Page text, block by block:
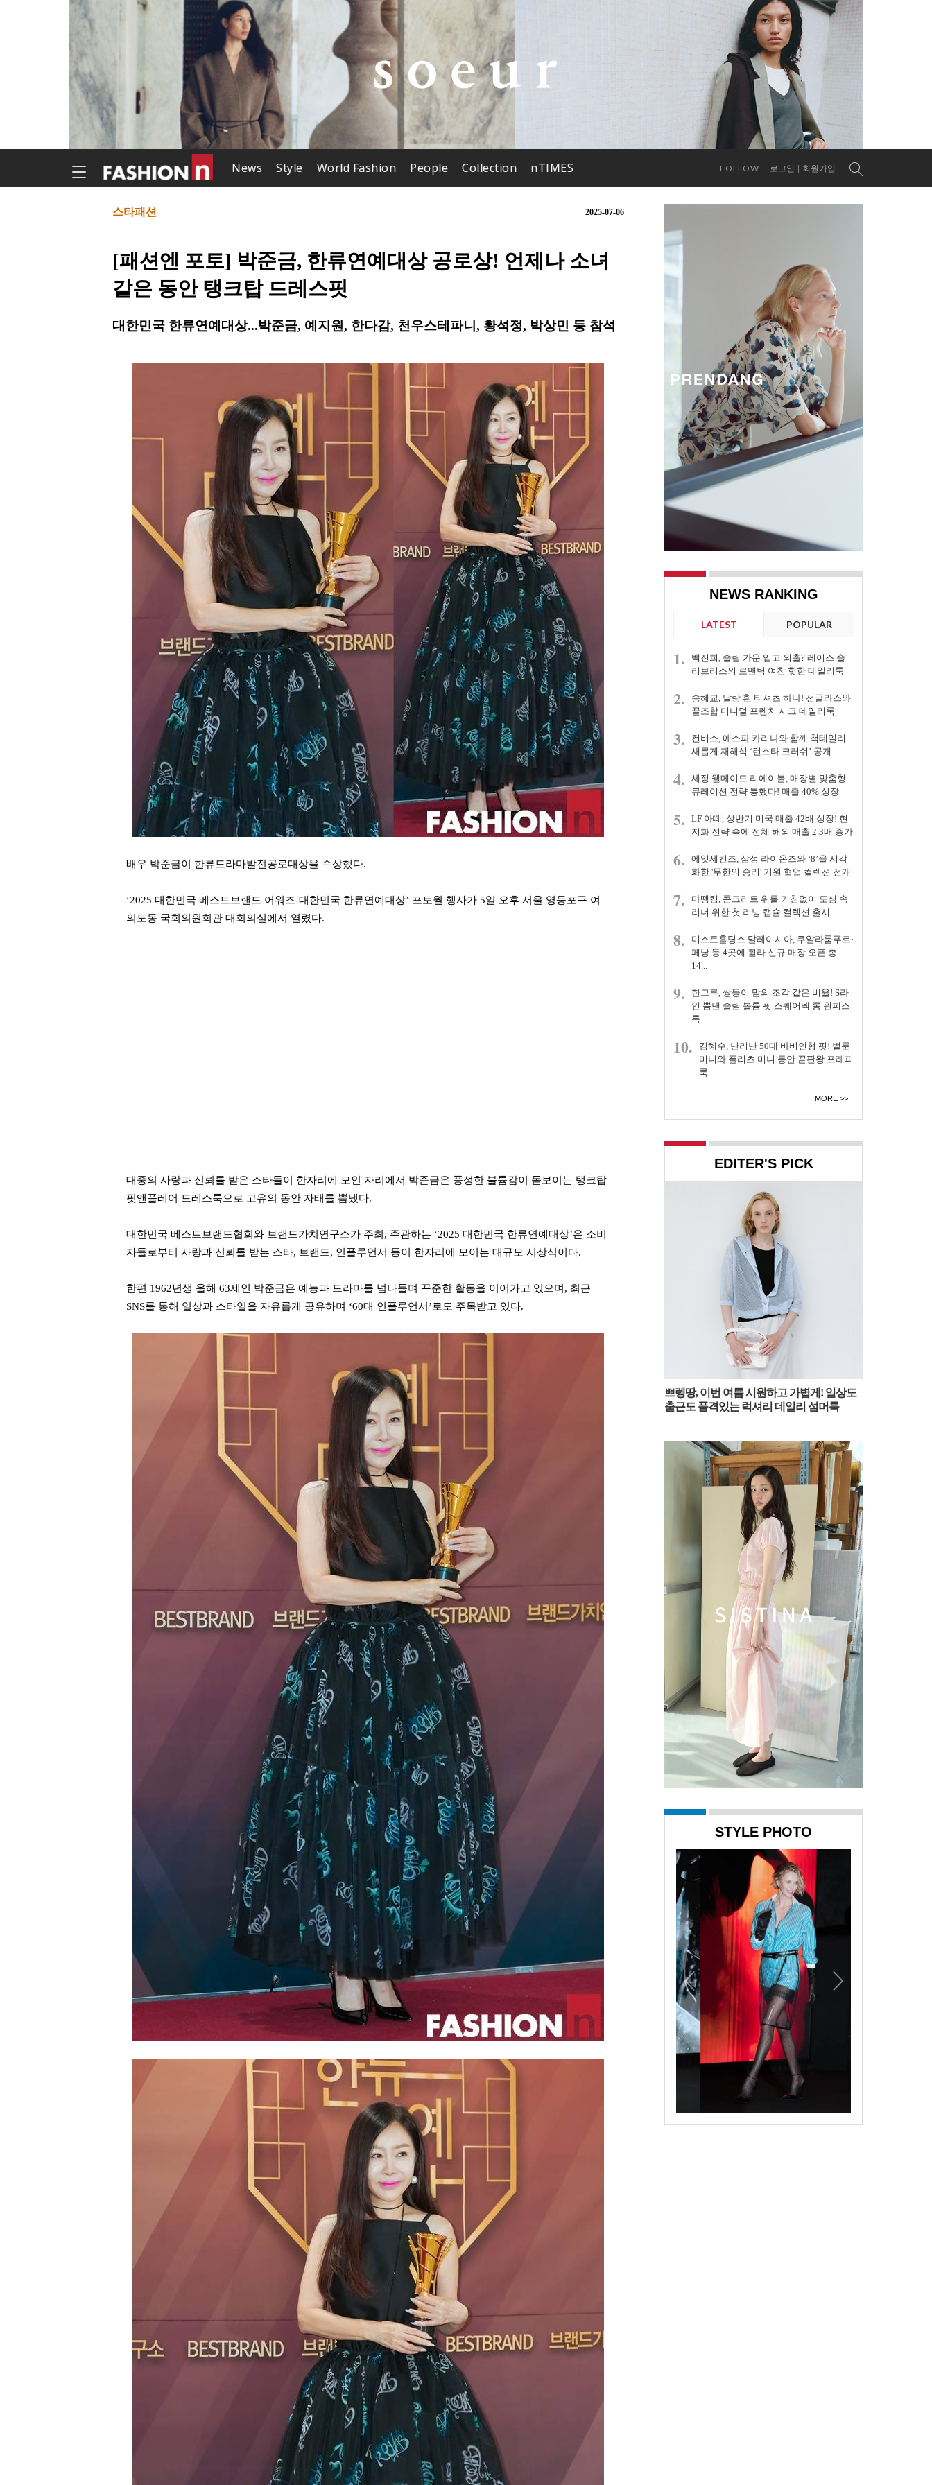
News Style World Fashion People Collection nTIMES FOLLOW 로그인 회원가입
스타패션 2025-07-06
[패션엔 포토] 박준금, 한류연예대상 공로상! 언제나 소녀
같은 동안 탱크탑 드레스핏
대한민국 한류연예대상...박준금, 예지원, 한다감, 천우스테파니, 황석정, 박상민 등 참석
배우 박준금이 한류드라마발전공로대상을 수상했다.
‘2025 대한민국 베스트브랜드 어워즈-대한민국 한류연예대상’ 포토월 행사가 5일 오후 서울 영등포구 여
의도동 국회의원회관 대회의실에서 열렸다.
대중의 사랑과 신뢰를 받은 스타들이 한자리에 모인 자리에서 박준금은 풍성한 볼륨감이 돋보이는 탱크탑
핏앤플레어 드레스룩으로 고유의 동안 자태를 뽐냈다.
대한민국 베스트브랜드협회와 브랜드가치연구소가 주최, 주관하는 ‘2025 대한민국 한류연예대상’은 소비
자들로부터 사랑과 신뢰를 받는 스타, 브랜드, 인플루언서 등이 한자리에 모이는 대규모 시상식이다.
한편 1962년생 올해 63세인 박준금은 예능과 드라마를 넘나들며 꾸준한 활동을 이어가고 있으며, 최근
SNS를 통해 일상과 스타일을 자유롭게 공유하며 ‘60대 인플루언서’로도 주목받고 있다.
NEWS RANKING
LATEST POPULAR
1.
백진희, 슬립 가운 입고 외출? 레이스 슬
리브리스의 로맨틱 여친 핫한 데일리룩
2.
송혜교, 달랑 흰 티셔츠 하나! 선글라스와
꿀조합 미니멀 프렌치 시크 데일리룩
3.
컨버스, 에스파 카리나와 함께 척테일러
새롭게 재해석 ‘런스타 크러쉬’ 공개
4.
세정 웰메이드 리에이블, 매장별 맞춤형
큐레이션 전략 통했다! 매출 40% 성장
5.
LF 아떼, 상반기 미국 매출 42배 성장! 현
지화 전략 속에 전체 해외 매출 2.3배 증가
6.
에잇세컨즈, 삼성 라이온즈와 ‘8’을 시각
화한 '무한의 승리' 기원 협업 컬렉션 전개
7.
마뗑킴, 콘크리트 위를 거침없이 도심 속
러너 위한 첫 러닝 캡슐 컬렉션 출시
8.
미스토홀딩스 말레이시아, 쿠알라룸푸르·
페낭 등 4곳에 휠라 신규 매장 오픈 총
14...
9.
한그루, 쌍둥이 맘의 조각 같은 비율! S라
인 뽐낸 슬림 볼륨 핏 스퀘어넥 롱 원피스
룩
10.
김혜수, 난리난 50대 바비인형 핏! 벌룬
미니와 플리츠 미니 동안 끝판왕 프레피
룩
MORE
EDITER'S PICK
쁘렝땅, 이번 여름 시원하고 가볍게! 일상도
출근도 품격있는 럭셔리 데일리 섬머룩
STYLE PHOTO